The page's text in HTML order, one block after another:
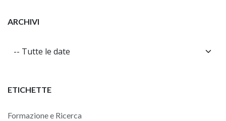
ARCHIVI
ETICHETTE
Formazione e Ricerca